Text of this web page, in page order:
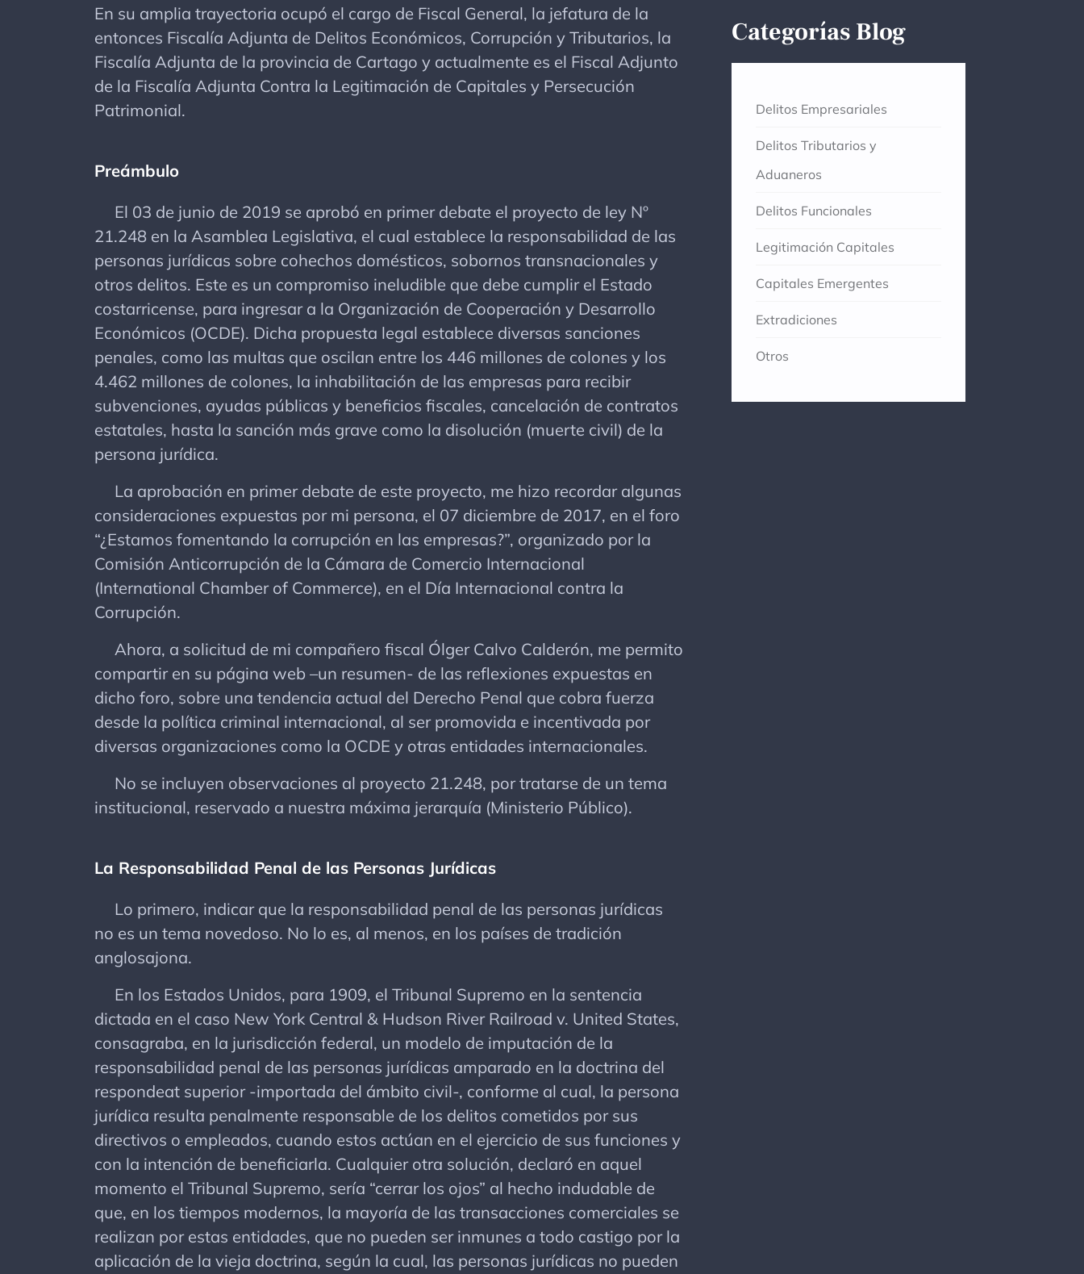
En su amplia trayectoria ocupó el cargo de Fiscal General, la jefatura de la
entonces Fiscalía Adjunta de Delitos Económicos, Corrupción y Tributarios, la
Fiscalía Adjunta de la provincia de Cartago y actualmente es el Fiscal Adjunto
de la Fiscalía Adjunta Contra la Legitimación de Capitales y Persecución
Patrimonial.
Preámbulo
El 03 de junio de 2019 se aprobó en primer debate el proyecto de ley Nº
21.248 en la Asamblea Legislativa, el cual establece la responsabilidad de las
personas jurídicas sobre cohechos domésticos, sobornos transnacionales y
otros delitos. Este es un compromiso ineludible que debe cumplir el Estado
costarricense, para ingresar a la Organización de Cooperación y Desarrollo
Económicos (OCDE). Dicha propuesta legal establece diversas sanciones
penales, como las multas que oscilan entre los 446 millones de colones y los
4.462 millones de colones, la inhabilitación de las empresas para recibir
subvenciones, ayudas públicas y beneficios fiscales, cancelación de contratos
estatales, hasta la sanción más grave como la disolución (muerte civil) de la
persona jurídica.
La aprobación en primer debate de este proyecto, me hizo recordar algunas
consideraciones expuestas por mi persona, el 07 diciembre de 2017, en el foro
“¿Estamos fomentando la corrupción en las empresas?”, organizado por la
Comisión Anticorrupción de la Cámara de Comercio Internacional
(International Chamber of Commerce), en el Día Internacional contra la
Corrupción.
Ahora, a solicitud de mi compañero fiscal Ólger Calvo Calderón, me permito
compartir en su página web –un resumen- de las reflexiones expuestas en
dicho foro, sobre una tendencia actual del Derecho Penal que cobra fuerza
desde la política criminal internacional, al ser promovida e incentivada por
diversas organizaciones como la OCDE y otras entidades internacionales.
No se incluyen observaciones al proyecto 21.248, por tratarse de un tema
institucional, reservado a nuestra máxima jerarquía (Ministerio Público).
La Responsabilidad Penal de las Personas Jurídicas
Lo primero, indicar que la responsabilidad penal de las personas jurídicas
no es un tema novedoso. No lo es, al menos, en los países de tradición
anglosajona.
En los Estados Unidos, para 1909, el Tribunal Supremo en la sentencia
dictada en el caso New York Central & Hudson River Railroad v. United States,
consagraba, en la jurisdicción federal, un modelo de imputación de la
responsabilidad penal de las personas jurídicas amparado en la doctrina del
respondeat superior -importada del ámbito civil-, conforme al cual, la persona
jurídica resulta penalmente responsable de los delitos cometidos por sus
directivos o empleados, cuando estos actúan en el ejercicio de sus funciones y
con la intención de beneficiarla. Cualquier otra solución, declaró en aquel
momento el Tribunal Supremo, sería “cerrar los ojos” al hecho indudable de
que, en los tiempos modernos, la mayoría de las transacciones comerciales se
realizan por estas entidades, que no pueden ser inmunes a todo castigo por la
aplicación de la vieja doctrina, según la cual, las personas jurídicas no pueden
Categorías Blog
Delitos Empresariales
Delitos Tributarios y
Aduaneros
Delitos Funcionales
Legitimación Capitales
Capitales Emergentes
Extradiciones
Otros